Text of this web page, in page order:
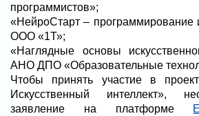
программистов»;
«НейроСтарт –
ООО «1Т»;
«Наглядные основы
АНО ДПО «Образовательные
Чтобы принять участие в
Искусственный интеллект»,
заявление на платформе